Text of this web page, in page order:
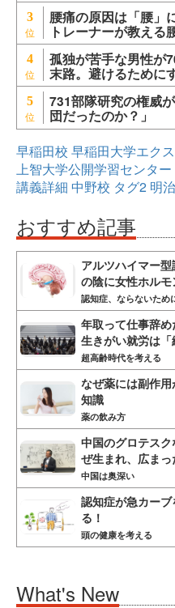
3 腰痛の原因は「腰
トレーナーが教える
4 孤独が苦手な男性が
末路。避けるために
5 731部隊研究の権威
団だったのか？」
早稲田校 早稲田大学エク
上智大学公開学習センター
講義詳細 中野校 タグ2 明
おすすめ記事
アルツハイマー
の陰に女性ホル
認知症、ならないため
年取って仕事辞
生きがい就労は
超高齢時代を考える
なぜ薬には副作
知識
薬の飲み方
中国のグロテス
ぜ生まれ、広ま
中国は奥深い
認知症が急カー
る！
頭の健康を考える
What's New